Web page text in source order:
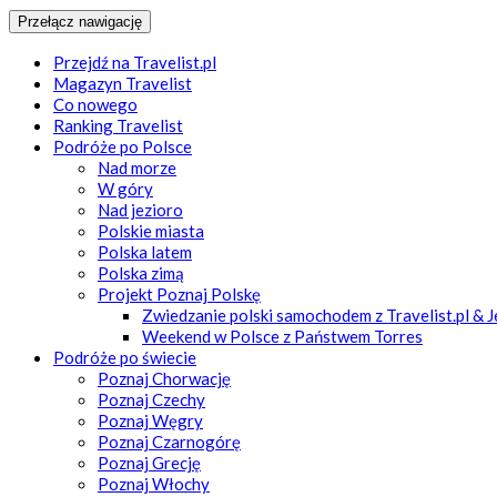
Przełącz nawigację
Przejdź na Travelist.pl
Magazyn Travelist
Co nowego
Ranking Travelist
Podróże po Polsce
Nad morze
W góry
Nad jezioro
Polskie miasta
Polska latem
Polska zimą
Projekt Poznaj Polskę
Zwiedzanie polski samochodem z Travelist.pl &
Weekend w Polsce z Państwem Torres
Podróże po świecie
Poznaj Chorwację
Poznaj Czechy
Poznaj Węgry
Poznaj Czarnogórę
Poznaj Grecję
Poznaj Włochy